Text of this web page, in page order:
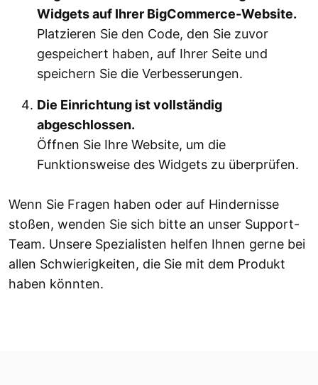
Widgets auf Ihrer BigCommerce-Website.
Platzieren Sie den Code, den Sie zuvor
gespeichert haben, auf Ihrer Seite und
speichern Sie die Verbesserungen.
Die Einrichtung ist vollständig
abgeschlossen.
Öffnen Sie Ihre Website, um die
Funktionsweise des Widgets zu überprüfen.
Wenn Sie Fragen haben oder auf Hindernisse
stoßen, wenden Sie sich bitte an unser Support-
Team. Unsere Spezialisten helfen Ihnen gerne bei
allen Schwierigkeiten, die Sie mit dem Produkt
haben könnten.